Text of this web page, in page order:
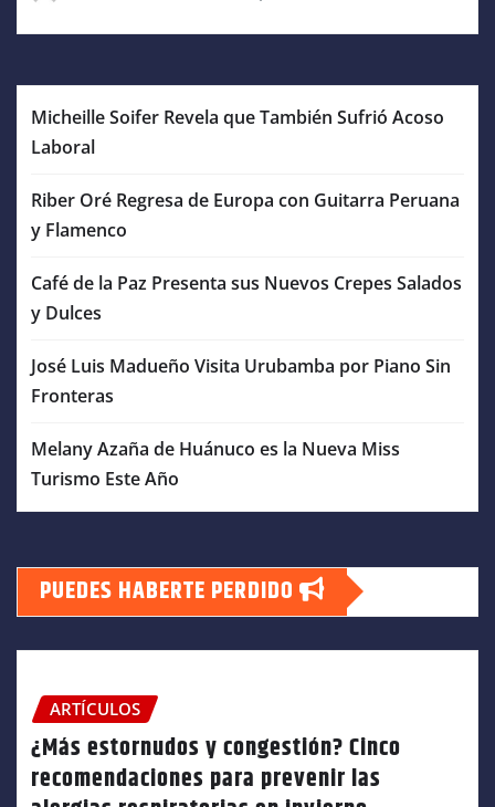
Micheille Soifer Revela que También Sufrió Acoso
Laboral
Riber Oré Regresa de Europa con Guitarra Peruana
y Flamenco
Café de la Paz Presenta sus Nuevos Crepes Salados
y Dulces
José Luis Madueño Visita Urubamba por Piano Sin
Fronteras
Melany Azaña de Huánuco es la Nueva Miss
Turismo Este Año
PUEDES HABERTE PERDIDO
ARTÍCULOS
¿Más estornudos y congestión? Cinco
recomendaciones para prevenir las